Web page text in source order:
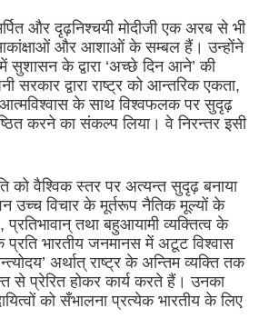
और दृढ़निश्चयी मोदीजी एक अरब से भी
और आशाओं के सम्बल हैं। उन्होंने
सुशासन के द्वारा ‘अच्छे दिन आने’ की
द्वारा राष्ट्र को आन्तरिक एकता,
के साथ विश्वफलक पर सुदृढ़
करने का संकल्प लिया। वे निरन्तर इसी
को वैश्विक स्तर पर अत्यन्त सुदृढ़ बनाया
उच्च विचार के मूर्तरूप नैतिक मूल्यों के
तथा बहुआयामी व्यक्तित्व के
प्रति भारतीय जनमानस में अटूट विश्वास
अर्थात् राष्ट्र के अन्तिम व्यक्ति तक
से प्रेरित होकर कार्य करते हैं। उनका
को सँभालना प्रत्येक भारतीय के लिए